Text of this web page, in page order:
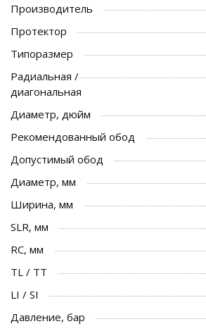
Производитель
Протектор
Типоразмер
Радиальная /
диагональная
Диаметр, дюйм
Рекомендованный обод
Допустимый обод
Диаметр, мм
Ширина, мм
SLR, мм
RC, мм
TL / TT
LI / SI
Давление, бар